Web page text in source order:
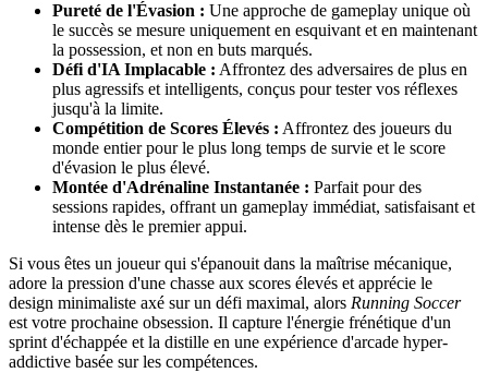
Pureté de l'Évasion : Une approche de gameplay unique où
le succès se mesure uniquement en esquivant et en maintenant
la possession, et non en buts marqués.
Défi d'IA Implacable : Affrontez des adversaires de plus en
plus agressifs et intelligents, conçus pour tester vos réflexes
jusqu'à la limite.
Compétition de Scores Élevés : Affrontez des joueurs du
monde entier pour le plus long temps de survie et le score
d'évasion le plus élevé.
Montée d'Adrénaline Instantanée : Parfait pour des
sessions rapides, offrant un gameplay immédiat, satisfaisant et
intense dès le premier appui.
Si vous êtes un joueur qui s'épanouit dans la maîtrise mécanique,
adore la pression d'une chasse aux scores élevés et apprécie le
design minimaliste axé sur un défi maximal, alors Running Soccer
est votre prochaine obsession. Il capture l'énergie frénétique d'un
sprint d'échappée et la distille en une expérience d'arcade hyper-
addictive basée sur les compétences.